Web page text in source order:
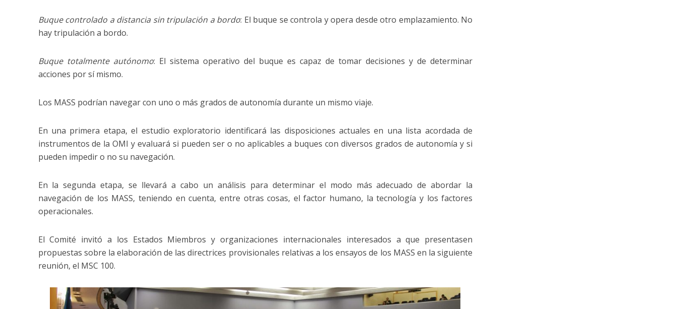
Buque controlado a distancia sin tripulación a bordo: El buque se controla y opera desde otro emplazamiento. No
hay tripulación a bordo.
Buque totalmente autónomo: El sistema operativo del buque es capaz de tomar decisiones y de determinar
acciones por sí mismo.
Los MASS podrían navegar con uno o más grados de autonomía durante un mismo viaje.
En una primera etapa, el estudio exploratorio identificará las disposiciones actuales en una lista acordada de
instrumentos de la OMI y evaluará si pueden ser o no aplicables a buques con diversos grados de autonomía y si
pueden impedir o no su navegación.
En la segunda etapa, se llevará a cabo un análisis para determinar el modo más adecuado de abordar la
navegación de los MASS, teniendo en cuenta, entre otras cosas, el factor humano, la tecnología y los factores
operacionales.
El Comité invitó a los Estados Miembros y organizaciones internacionales interesados a que presentasen
propuestas sobre la elaboración de las directrices provisionales relativas a los ensayos de los MASS en la siguiente
reunión, el MSC 100.